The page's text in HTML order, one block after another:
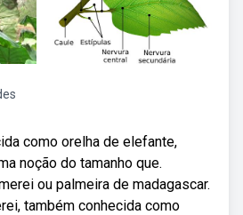
como orelha de elefante,
noção do tamanho que.
ou palmeira de madagascar.
também conhecida como